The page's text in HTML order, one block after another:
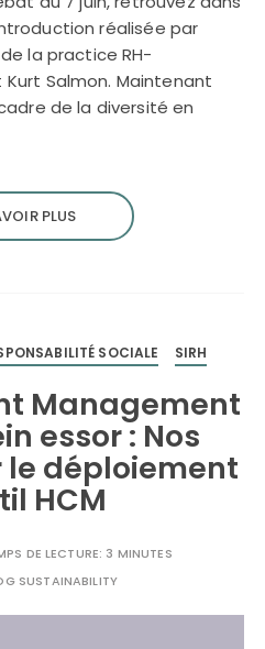
réalisée par
la practice RH-
Salmon. Maintenant
de la diversité en
PLUS
SOCIALE SIRH
Management
essor : Nos
le déploiement
HCM
DE LECTURE: 3 MINUTES
SUSTAINABILITY